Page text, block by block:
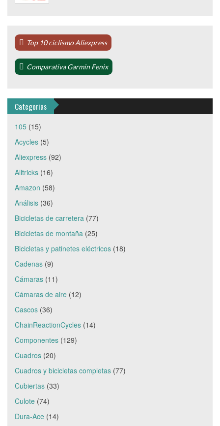
Top 10 ciclismo Aliexpress
Comparativa Garmin Fenix
Categorias
105 (15)
Acycles (5)
Aliexpress (92)
Alltricks (16)
Amazon (58)
Análisis (36)
Bicicletas de carretera (77)
Bicicletas de montaña (25)
Bicicletas y patinetes eléctricos (18)
Cadenas (9)
Cámaras (11)
Cámaras de aire (12)
Cascos (36)
ChainReactionCycles (14)
Componentes (129)
Cuadros (20)
Cuadros y bicicletas completas (77)
Cubiertas (33)
Culote (74)
Dura-Ace (14)